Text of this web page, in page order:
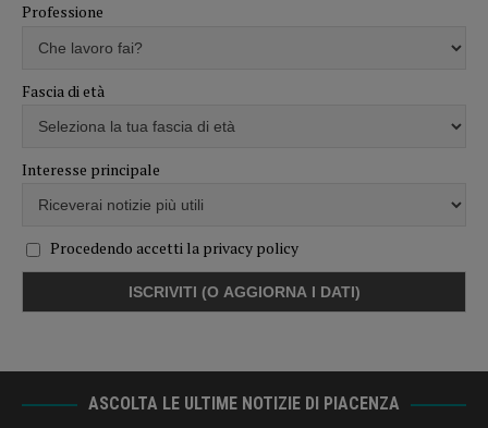
Professione
Fascia di età
Interesse principale
Procedendo accetti la privacy policy
ASCOLTA LE ULTIME NOTIZIE DI PIACENZA